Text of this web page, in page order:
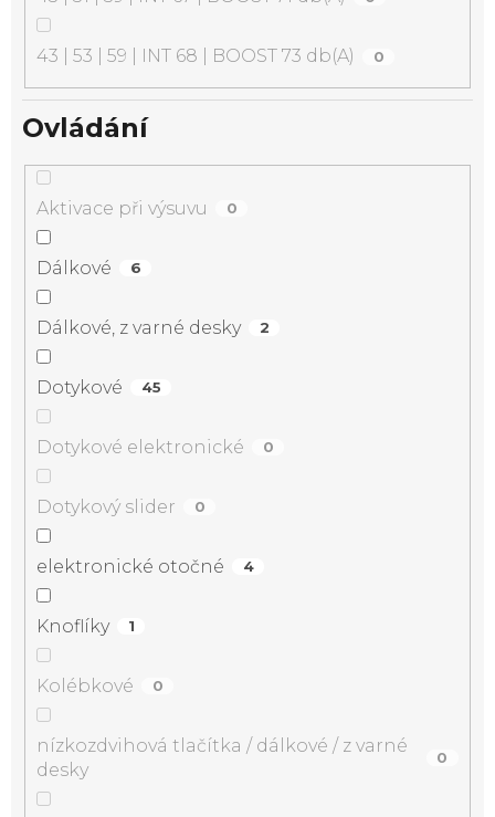
43 | 53 | 59 | INT 68 | BOOST 73 db(A) 0
Ovládání
Aktivace při výsuvu 0
Dálkové 6
Dálkové, z varné desky 2
Dotykové 45
Dotykové elektronické 0
Dotykový slider 0
elektronické otočné 4
Knoflíky 1
Kolébkové 0
nízkozdvihová tlačítka / dálkové / z varné
desky
0